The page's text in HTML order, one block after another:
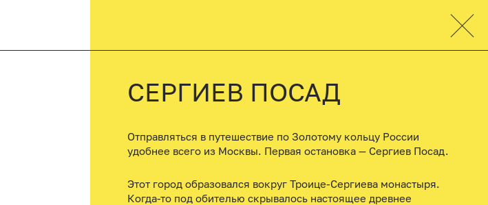
СЕРГИЕВ ПОСАД
Отправляться в путешествие по Золотому кольцу России
удобнее всего из Москвы. Первая остановка — Сергиев Посад.
Этот город образовался вокруг Троице-Сергиева монастыря.
Когда-то под обителью скрывалось настоящее древнее